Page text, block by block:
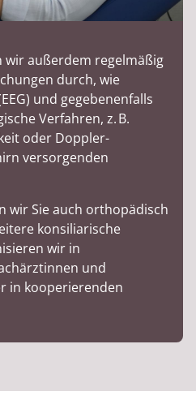
wir außerdem regelmäßig
durch, wie
und gegebenenfalls
Verfahren, z. B.
oder Doppler-
versorgenden
wir Sie auch orthopädisch
konsiliarische
wir in
und
in kooperierenden